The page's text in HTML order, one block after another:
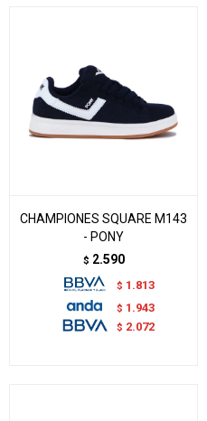
CHAMPIONES SQUARE M143
- PONY
$ 2.590
$ 1.813
$ 1.943
$ 2.072